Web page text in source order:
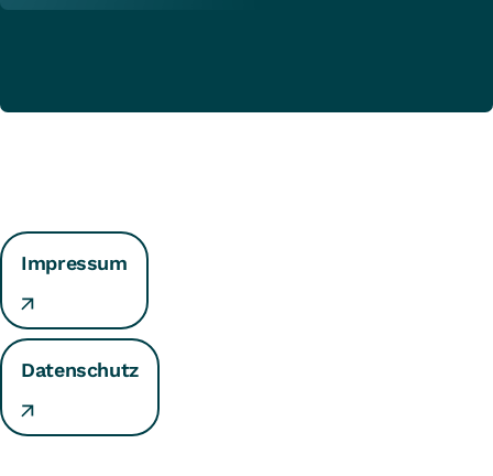
Impressum
Datenschutz